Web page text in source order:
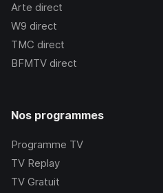
Arte direct
W9 direct
TMC direct
BFMTV direct
Nos programmes
Programme TV
TV Replay
TV Gratuit